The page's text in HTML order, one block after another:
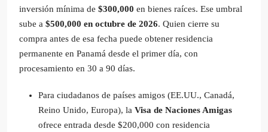
inversión mínima de $300,000 en bienes raíces. Ese umbral
sube a $500,000 en octubre de 2026. Quien cierre su
compra antes de esa fecha puede obtener residencia
permanente en Panamá desde el primer día, con
procesamiento en 30 a 90 días.
Para ciudadanos de países amigos (EE.UU., Canadá,
Reino Unido, Europa), la Visa de Naciones Amigas
ofrece entrada desde $200,000 con residencia